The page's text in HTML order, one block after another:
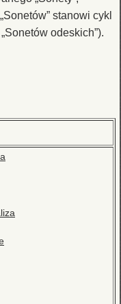
stanowi cykl
odeskich”).